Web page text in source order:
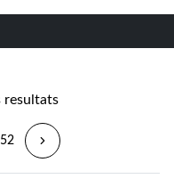
resultats